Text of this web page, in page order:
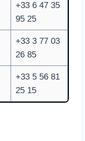
+33 6 47 35
95 25
+33 3 77 03
26 85
+33 5 56 81
25 15